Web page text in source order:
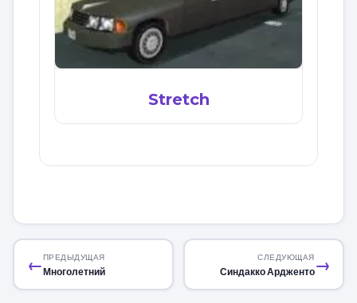
Stretch
←ПРЕДЫДУЩАЯ
Многолетний →
СЛЕДУЮЩАЯ
Синдакко Ардженто